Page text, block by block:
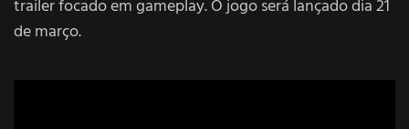
trailer focado em gameplay. O jogo será lançado dia 21
de março.